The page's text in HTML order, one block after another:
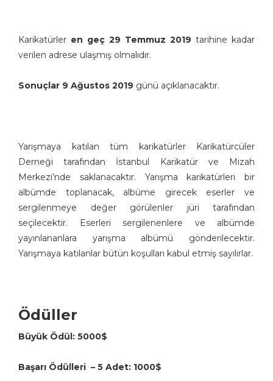
Karikatürler en geç 29 Temmuz 2019 tarihine kadar
verilen adrese ulaşmış olmalıdır.
Sonuçlar 9 Ağustos 2019 günü açıklanacaktır.
Yarışmaya katılan tüm karikatürler Karikatürcüler
Derneği tarafından İstanbul Karikatür ve Mizah
Merkezi’nde saklanacaktır. Yarışma karikatürleri bir
albümde toplanacak, albüme girecek eserler ve
sergilenmeye değer görülenler jüri tarafından
seçilecektir. Eserleri sergilenenlere ve albümde
yayınlananlara yarışma albümü gönderilecektir.
Yarışmaya katılanlar bütün koşulları kabul etmiş sayılırlar.
Ödüller
Büyük Ödül: 5000$
Başarı Ödülleri – 5 Adet: 1000$